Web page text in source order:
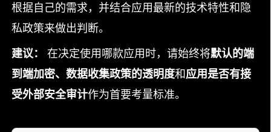
根据自己的需求，并结合应用最新的技术特性和隐
私政策来做出判断。
建议： 在决定使用哪款应用时，请始终将默认的端
到端加密、数据收集政策的透明度和 应用是否有接
受外部安全审计作为首要考量标准。